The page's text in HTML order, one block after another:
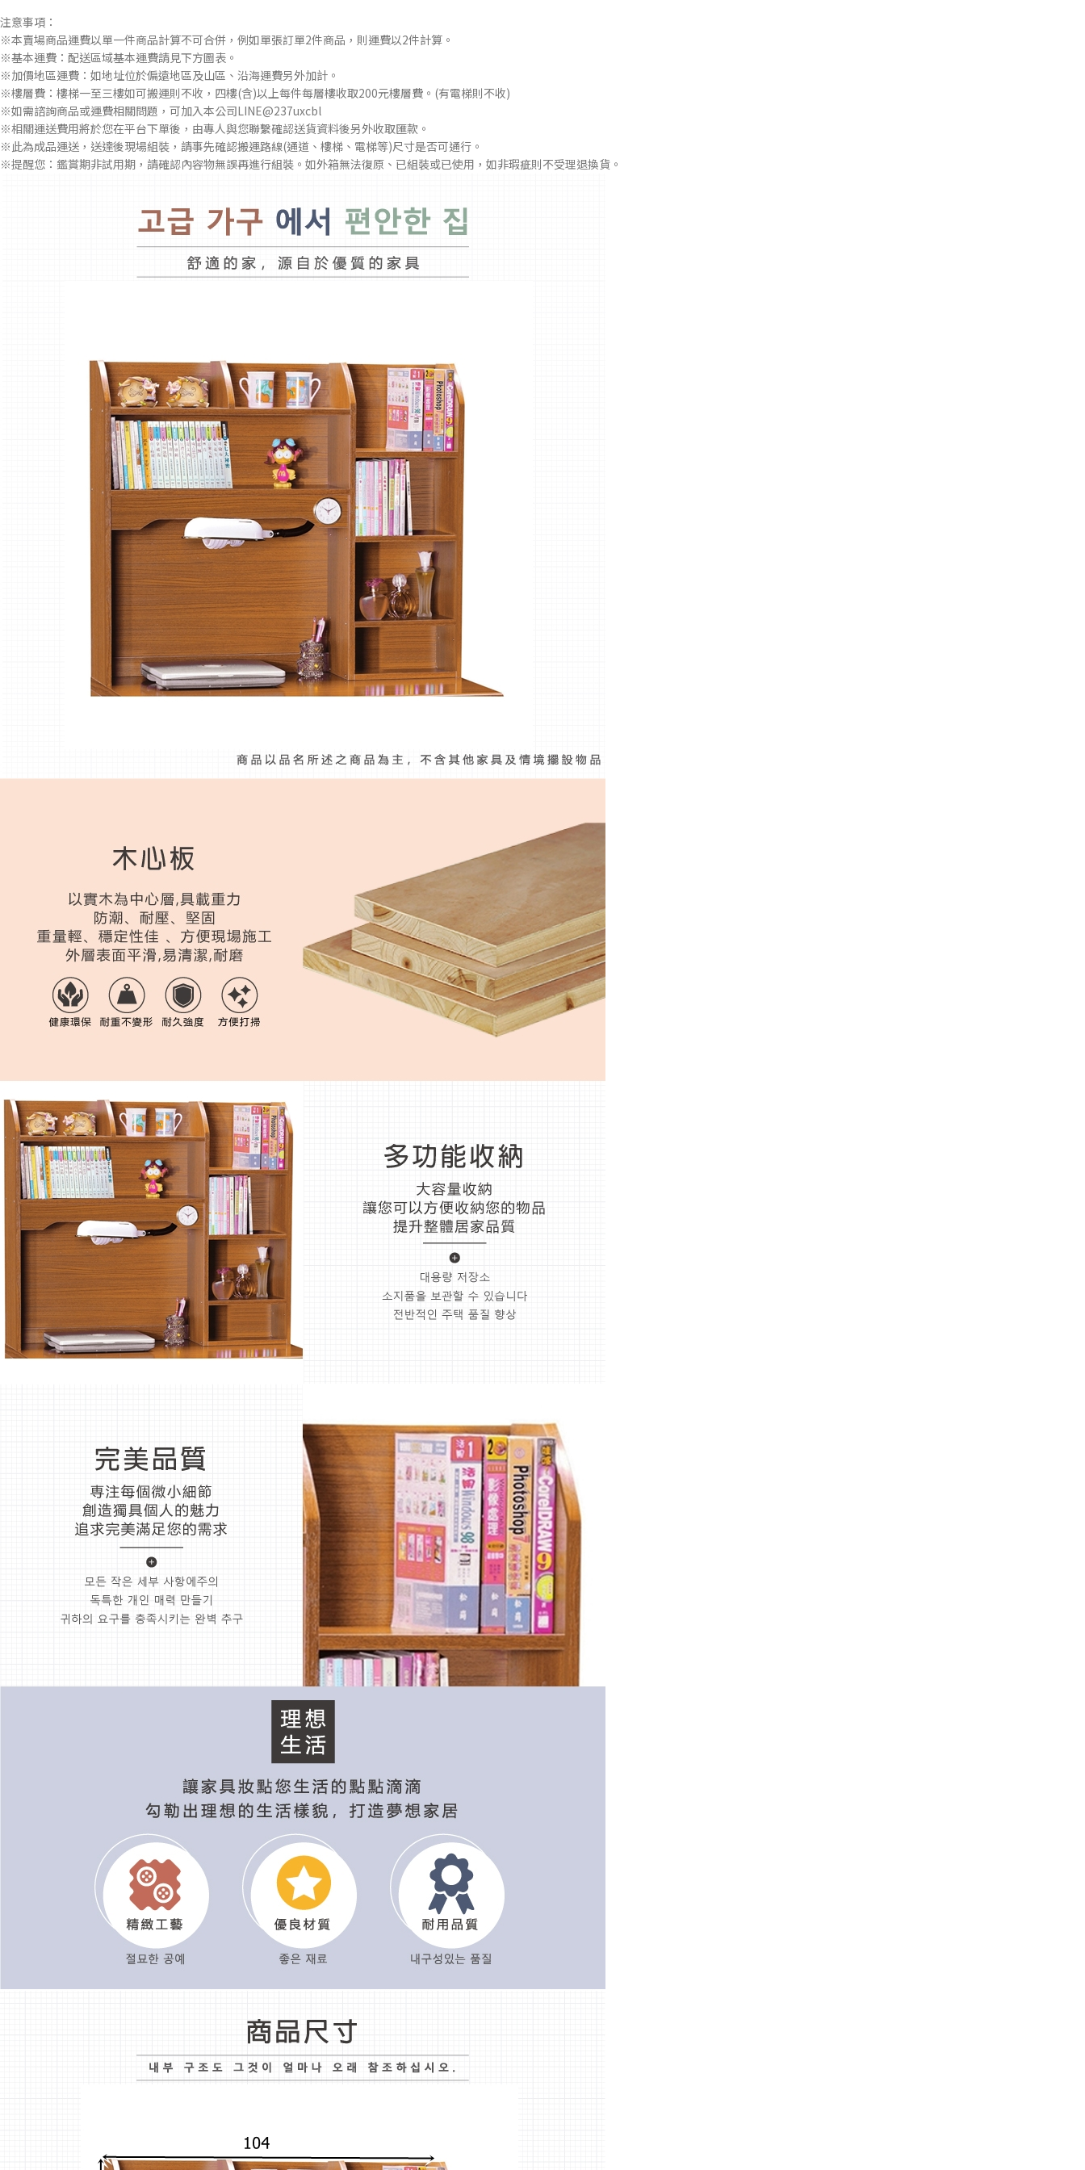
注意事項：
※本賣場商品運費以單一件商品計算不可合併，例如單張訂單2件商品，則運費以2件計算。
※基本運費：配送區域基本運費請見下方圖表。
※加價地區運費：如地址位於偏遠地區及山區、沿海運費另外加計。
※樓層費：樓梯一至三樓如可搬運則不收，四樓(含)以上每件每層樓收取200元樓層費。(有電梯則不收)
※如需諮詢商品或運費相關問題，可加入本公司LINE@237uxcbl
※相關運送費用將於您在平台下單後，由專人與您聯繫確認送貨資料後另外收取匯款。
※此為成品運送，送達後現場組裝，請事先確認搬運路線(通道、樓梯、電梯等)尺寸是否可通行。
※提醒您：鑑賞期非試用期，請確認內容物無誤再進行組裝。如外箱無法復原、已組裝或已使用，如非瑕疵則不受理退換貨。